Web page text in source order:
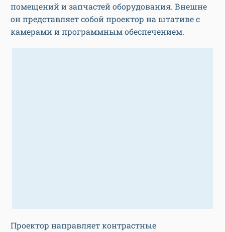
помещений и запчастей оборудования. Внешне
он представляет собой проектор на штативе с
камерами и программным обеспечением.
Проектор направляет контрастные